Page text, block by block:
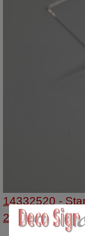
14332520 -
20st